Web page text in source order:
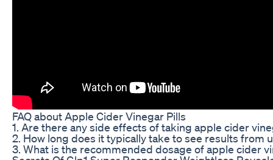
FAQ about Apple Cider Vinegar Pills
1. Are there any side effects of taking apple cider
2. How long does it typically take to see results from
3. What is the recommended dosage of apple cider